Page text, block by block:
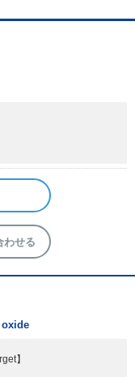
ません。
いしておりません。
わせる
】